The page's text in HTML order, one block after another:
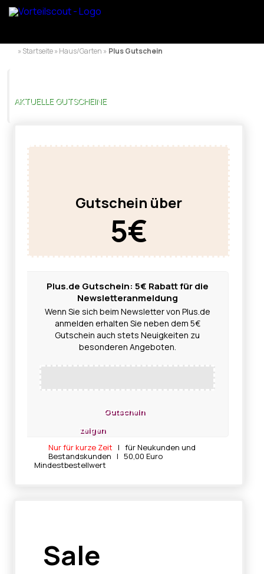
» Startseite » Haus/Garten » Plus Gutschein
AKTUELLE GUTSCHEINE
Gutschein über
5€
Plus.de Gutschein: 5€ Rabatt für die
Newsletteranmeldung
Wenn Sie sich beim Newsletter von Plus.de
anmelden erhalten Sie neben dem 5€
Gutschein auch stets Neuigkeiten zu
besonderen Angeboten.
Gutschein
zeigen
Nur für kurze Zeit | für Neukunden und
Bestandskunden | 50,00 Euro
Mindestbestellwert
Sale